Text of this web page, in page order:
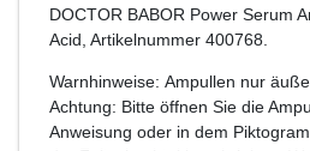
DOCTOR BABOR Power Serum
Acid, Artikelnummer 400768.
Warnhinweise: Ampullen nur
Achtung: Bitte öffnen Sie die
Anweisung oder in dem